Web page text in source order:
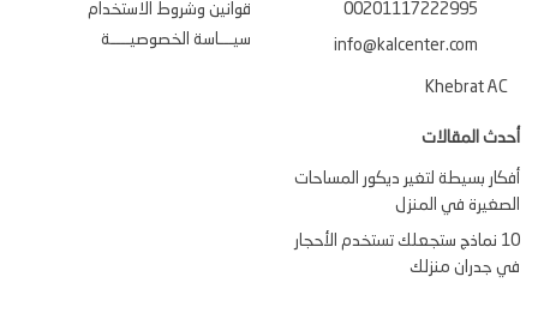
00201117222995
info@kalcenter.com
Khebrat AC
قوانين وشروط الاستخدام
سيـــاسة الخصوصيــــة
أحدث المقالات
أفكار بسيطة لتغير ديكور المساحات
الصغيرة في المنزل
10 نماذج ستجعلك تستخدم الأحجار
في جدران منزلك